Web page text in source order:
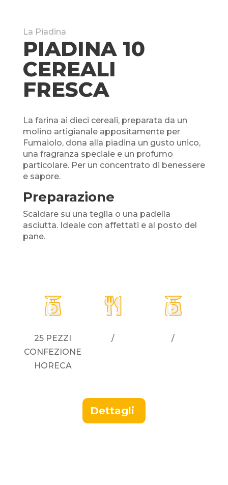
La Piadina
PIADINA 10
CEREALI
FRESCA
La farina ai dieci cereali, preparata da un
molino artigianale appositamente per
Fumaiolo, dona alla piadina un gusto unico,
una fragranza speciale e un profumo
particolare. Per un concentrato di benessere
e sapore.
Preparazione
Scaldare su una teglia o una padella
asciutta. Ideale con affettati e al posto del
pane.
25 PEZZI
CONFEZIONE
HORECA
/ /
Dettagli